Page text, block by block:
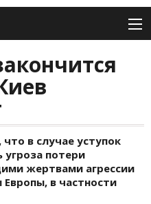
в случае уступок
потери
жертвами агрессии
в частности